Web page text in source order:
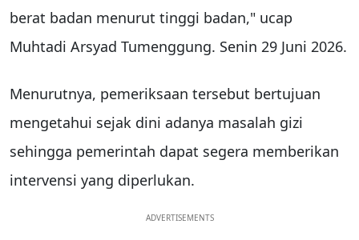
berat badan menurut tinggi badan," ucap
Muhtadi Arsyad Tumenggung. Senin 29 Juni 2026.
Menurutnya, pemeriksaan tersebut bertujuan
mengetahui sejak dini adanya masalah gizi
sehingga pemerintah dapat segera memberikan
intervensi yang diperlukan.
ADVERTISEMENTS